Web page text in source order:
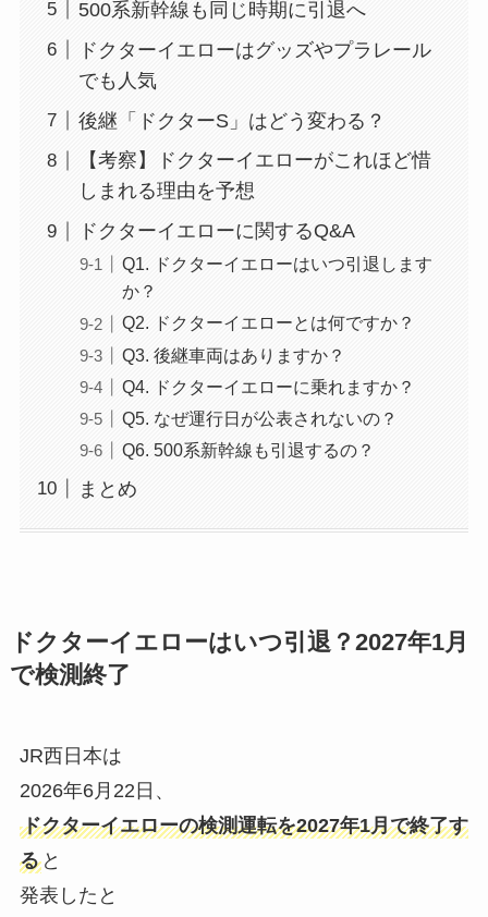
500系新幹線も同じ時期に引退へ
ドクターイエローはグッズやプラレール
でも人気
後継「ドクターS」はどう変わる？
【考察】ドクターイエローがこれほど惜
しまれる理由を予想
ドクターイエローに関するQ&A
Q1. ドクターイエローはいつ引退します
か？
Q2. ドクターイエローとは何ですか？
Q3. 後継車両はありますか？
Q4. ドクターイエローに乗れますか？
Q5. なぜ運行日が公表されないの？
Q6. 500系新幹線も引退するの？
まとめ
ドクターイエローはいつ引退？2027年1月
で検測終了
JR西日本は
2026年6月22日、
ドクターイエローの検測運転を2027年1月で終了す
ると
発表したと